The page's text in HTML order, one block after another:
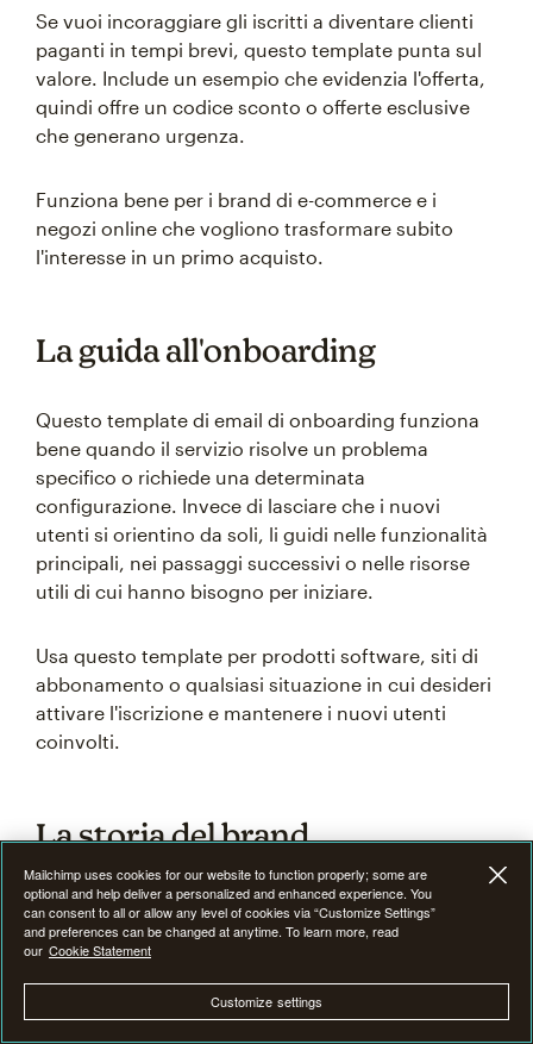
Se vuoi incoraggiare gli iscritti a diventare clienti
paganti in tempi brevi, questo template punta sul
valore. Include un esempio che evidenzia l'offerta,
quindi offre un codice sconto o offerte esclusive
che generano urgenza.
Funziona bene per i brand di e-commerce e i
negozi online che vogliono trasformare subito
l'interesse in un primo acquisto.
La guida all'onboarding
Questo template di email di onboarding funziona
bene quando il servizio risolve un problema
specifico o richiede una determinata
configurazione. Invece di lasciare che i nuovi
utenti si orientino da soli, li guidi nelle funzionalità
principali, nei passaggi successivi o nelle risorse
utili di cui hanno bisogno per iniziare.
Usa questo template per prodotti software, siti di
abbonamento o qualsiasi situazione in cui desideri
attivare l'iscrizione e mantenere i nuovi utenti
coinvolti.
La storia del brand
A volte il modo migliore per presentare il tuo brand
è raccontare la storia delle tue origini e dei valori in
cui credi. Questo template si concentra sulla
visione, i valori e la personalità del brand.
Mailchimp uses cookies for our website to function properly; some are
optional and help deliver a personalized and enhanced experience. You
can consent to all or allow any level of cookies via “Customize Settings”
and preferences can be changed at anytime. To learn more, read
our Cookie Statement
Customize settings